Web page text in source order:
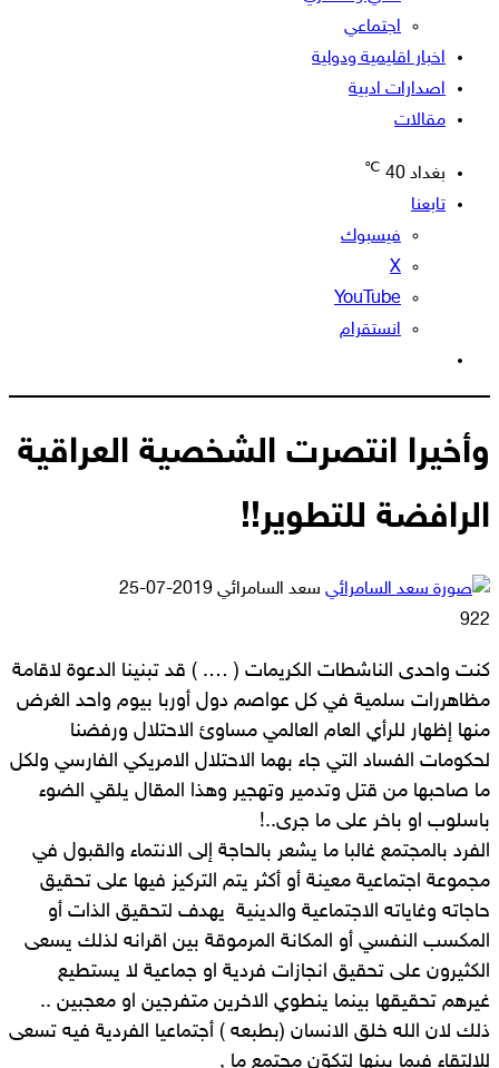
اجتماعي
اخبار اقليمية ودولية
اصدارات ادبية
مقالات
بغداد 40
℃
تابعنا
فيسبوك
‫X
‫YouTube
انستقرام
المظلم
وأخيرا انتصرت الشخصية العراقية
الرافضة للتطوير!!
سعد السامرائي أرسل
2019-07-25
922
كنت واحدى الناشطات الكريمات ( …. ) قد تبنينا الدعوة لاقامة
مظاهررات سلمية في كل عواصم دول أوربا بيوم واحد الغرض
منها إظهار للرأي العام العالمي مساوئ الاحتلال ورفضنا
لحكومات الفساد التي جاء بهما الاحتلال الامريكي الفارسي ولكل
ما صاحبها من قتل وتدمير وتهجير وهذا المقال يلقي الضوء
باسلوب او باخر على ما جرى..!
الفرد بالمجتمع غالبا ما يشعر بالحاجة إلى الانتماء والقبول في
مجموعة اجتماعية معينة أو أكثر يتم التركيز فيها على تحقيق
حاجاته وغاياته الاجتماعية والدينية يهدف لتحقيق الذات أو
المكسب النفسي أو المكانة المرموقة بين اقرانه لذلك يسعى
الكثيرون على تحقيق انجازات فردية او جماعية لا يستطيع
غيرهم تحقيقها بينما ينطوي الاخرين متفرجين او معجبين ..
ذلك لان الله خلق الانسان (بطبعه ) أجتماعيا الفردية فيه تسعى
للالتقاء فيما بينها لتكوّن مجتمع ما ,